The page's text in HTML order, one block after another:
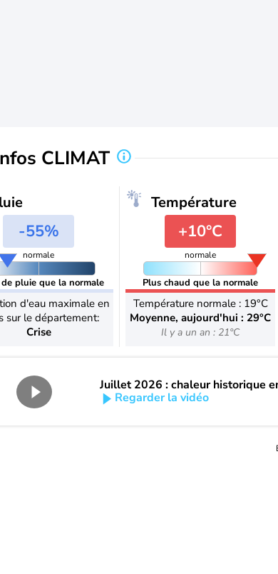
CLIMAT
-55%
normale
de pluie que la normale
d'eau maximale en
sur le département:
Crise
Température
+10°C
normale
Plus chaud que la normale
Température normale : 19°C
Moyenne, aujourd'hui : 29°C
Il y a un an : 21°C
Juillet 2026 : chaleur historique
Regarder la vidéo